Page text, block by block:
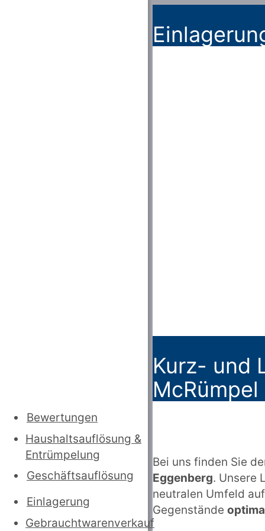
Bewertungen
Haushaltsauflösung &
Entrümpelung
Geschäftsauflösung
Einlagerung
Gebrauchtwarenverkauf
Kurz- und
Bei uns finden Sie
Eggenberg. Unsere
neutralen Umfeld
Gegenstände